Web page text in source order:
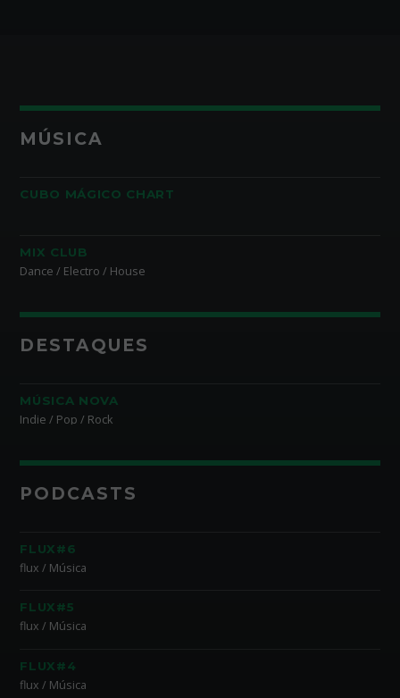
MÚSICA
CUBO MÁGICO CHART
MIX CLUB
Dance / Electro / House
DESTAQUES
MÚSICA NOVA
Indie / Pop / Rock
PODCASTS
FLUX#6
flux / Música
FLUX#5
flux / Música
FLUX#4
flux / Música